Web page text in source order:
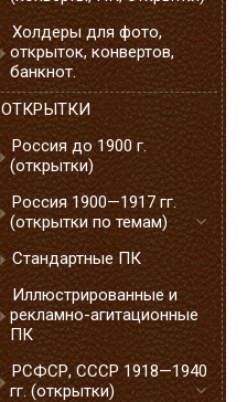
Холдеры для фото,
открыток, конвертов,
банкнот.
ОТКРЫТКИ
Россия до 1900 г.
(открытки)
Россия 1900—1917 гг.
(открытки по темам)
Стандартные ПК
Иллюстрированные и
рекламно-агитационные
ПК
РСФСР, СССР 1918—1940
гг. (открытки)